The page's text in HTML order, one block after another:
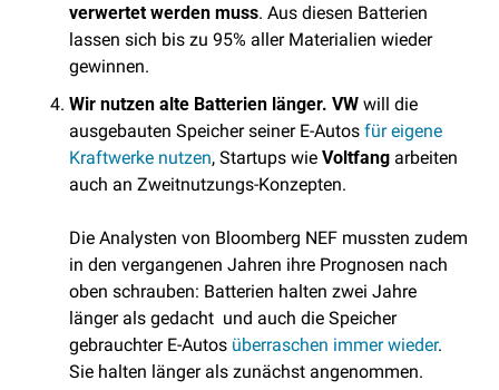
verwertet werden muss. Aus diesen Batterien
lassen sich bis zu 95% aller Materialien wieder
gewinnen.
Wir nutzen alte Batterien länger. VW will die
ausgebauten Speicher seiner E-Autos für eigene
Kraftwerke nutzen, Startups wie Voltfang arbeiten
auch an Zweitnutzungs-Konzepten.
Die Analysten von Bloomberg NEF mussten zudem
in den vergangenen Jahren ihre Prognosen nach
oben schrauben: Batterien halten zwei Jahre
länger als gedacht  und auch die Speicher
gebrauchter E-Autos überraschen immer wieder.
Sie halten länger als zunächst angenommen.